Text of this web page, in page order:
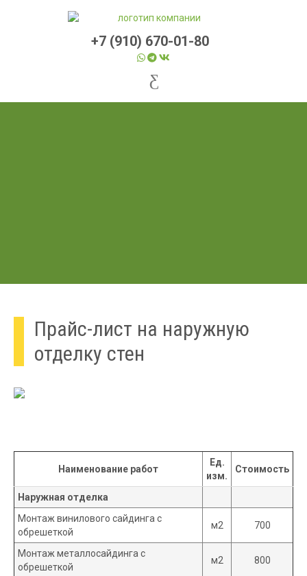
+7 (910) 670-01-80
Прайс-лист на наружную
отделку стен
Наименование работ
Ед.
изм.
Стоимость
Наружная отделка
Монтаж винилового сайдинга с
обрешеткой
м2 700
Монтаж металлосайдинга с
обрешеткой
м2 800